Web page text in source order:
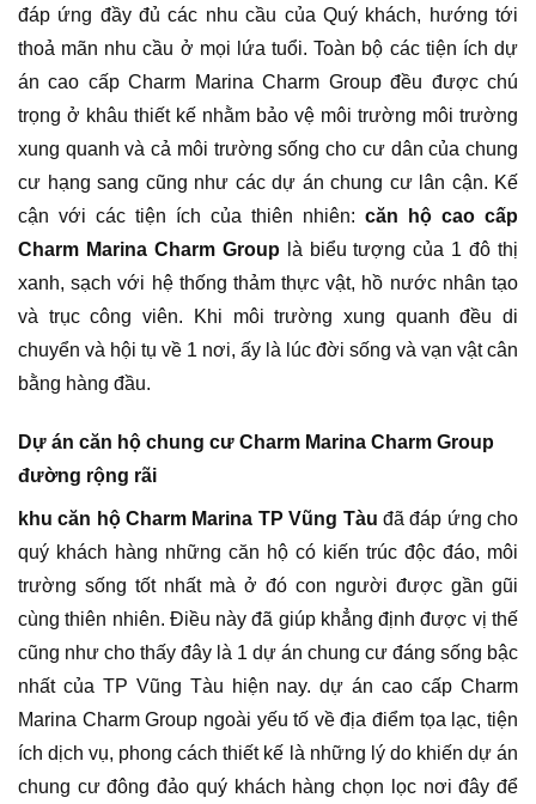
đáp ứng đầy đủ các nhu cầu của Quý khách, hướng tới
thoả mãn nhu cầu ở mọi lứa tuổi. Toàn bộ các tiện ích dự
án cao cấp Charm Marina Charm Group đều được chú
trọng ở khâu thiết kế nhằm bảo vệ môi trường môi trường
xung quanh và cả môi trường sống cho cư dân của chung
cư hạng sang cũng như các dự án chung cư lân cận. Kế
cận với các tiện ích của thiên nhiên: căn hộ cao cấp
Charm Marina Charm Group là biểu tượng của 1 đô thị
xanh, sạch với hệ thống thảm thực vật, hồ nước nhân tạo
và trục công viên. Khi môi trường xung quanh đều di
chuyển và hội tụ về 1 nơi, ấy là lúc đời sống và vạn vật cân
bằng hàng đầu.
Dự án căn hộ chung cư Charm Marina Charm Group
đường rộng rãi
khu căn hộ Charm Marina TP Vũng Tàu đã đáp ứng cho
quý khách hàng những căn hộ có kiến trúc độc đáo, môi
trường sống tốt nhất mà ở đó con người được gần gũi
cùng thiên nhiên. Điều này đã giúp khẳng định được vị thế
cũng như cho thấy đây là 1 dự án chung cư đáng sống bậc
nhất của TP Vũng Tàu hiện nay. dự án cao cấp Charm
Marina Charm Group ngoài yếu tố về địa điểm tọa lạc, tiện
ích dịch vụ, phong cách thiết kế là những lý do khiến dự án
chung cư đông đảo quý khách hàng chọn lọc nơi đây để